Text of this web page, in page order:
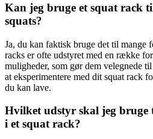
Kan jeg bruge et squat rack
squats?
Ja, du kan faktisk bruge det til mange
racks er ofte udstyret med en række
muligheder, som gør dem velegnede
at eksperimentere med dit squat rack
du kan lave.
Hvilket udstyr skal jeg bruge
i et squat rack?